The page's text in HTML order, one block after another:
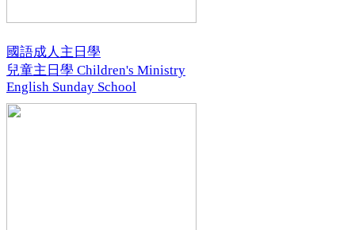
國語成人主日學
兒童主日學 Children's Ministry
English Sunday School